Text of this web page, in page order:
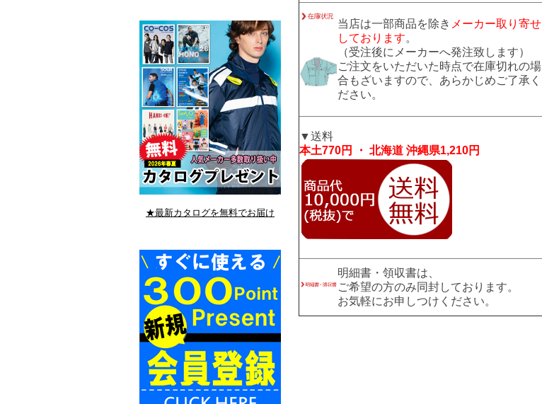
当店は一部商品を除き メーカー取り寄せ
しております。
（受注後にメーカーへ発注致します）
ご注文をいただいた時点で在庫切れの場
合もざいますので、あらかじめご了承く
ださい。
▼送料
本土770円 ・ 北海道 沖縄県1,210円
明細書・領収書は、
ご希望の方のみ同封しております。
お気軽にお申しつけください。
★最新カタログを無料でお届け